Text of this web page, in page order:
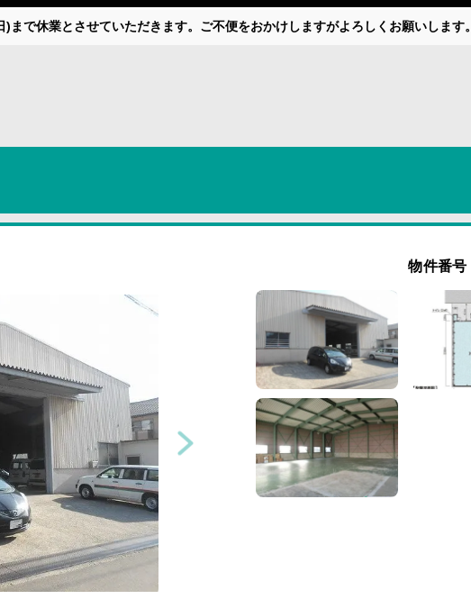
で休業とさせていただきます。ご不便をおかけしますがよろしくお願いします。
物件番号